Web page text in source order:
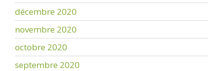
décembre 2020
novembre 2020
octobre 2020
septembre 2020